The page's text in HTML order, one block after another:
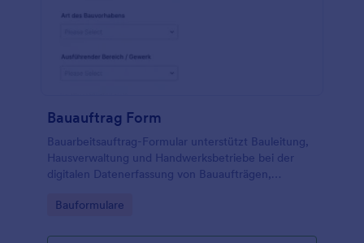
Bauauftrag Form
Bauarbeitsauftrag-Formular unterstützt Bauleitung,
Hausverwaltung und Handwerksbetriebe bei der
digitalen Datenerfassung von Bauaufträgen,
damit Aufträge klar dokumentiert und zuverlässig
Go to Category:
Bauformulare